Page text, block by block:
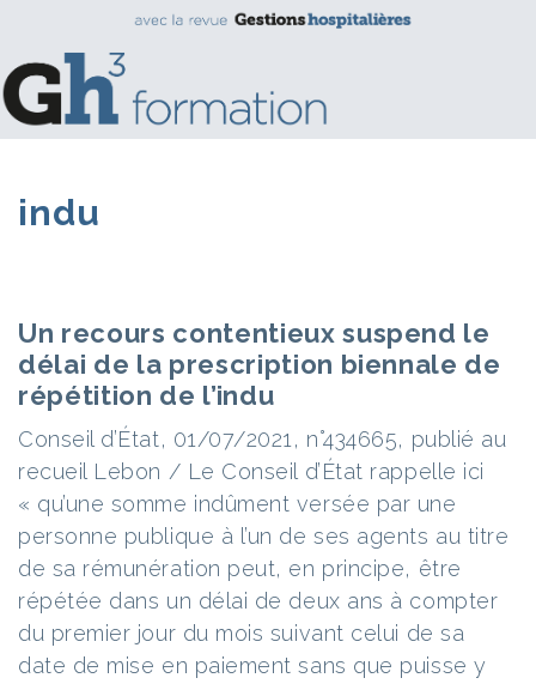
indu
Un recours contentieux suspend le
délai de la prescription biennale de
répétition de l’indu
Conseil d’État, 01/07/2021, n°434665, publié au
recueil Lebon / Le Conseil d’État rappelle ici
« qu’une somme indûment versée par une
personne publique à l’un de ses agents au titre
de sa rémunération peut, en principe, être
répétée dans un délai de deux ans à compter
du premier jour du mois suivant celui de sa
date de mise en paiement sans que puisse y